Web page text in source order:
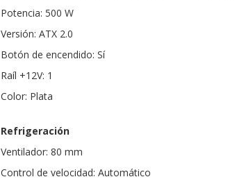
Potencia: 500 W
Versión: ATX 2.0
Botón de encendido: Sí
Raíl +12V: 1
Color: Plata
Refrigeración
Ventilador: 80 mm
Control de velocidad: Automático